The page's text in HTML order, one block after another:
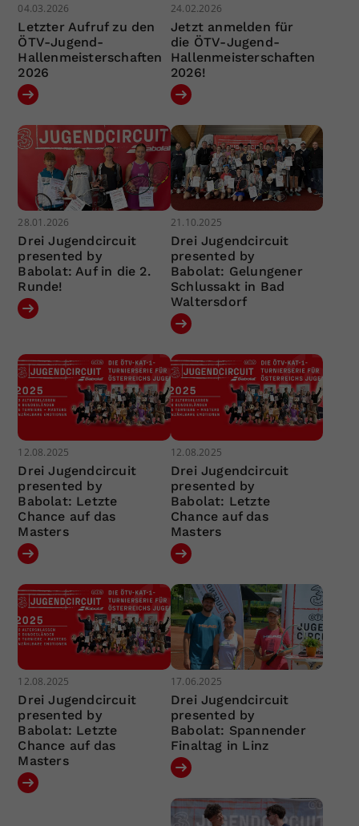
04.03.2026
Letzter Aufruf zu den
ÖTV-Jugend-
Hallenmeisterschaften
2026
24.02.2026
Jetzt anmelden für
die ÖTV-Jugend-
Hallenmeisterschaften
2026!
28.01.2026
Drei Jugendcircuit
presented by
Babolat: Auf in die 2.
Runde!
21.10.2025
Drei Jugendcircuit
presented by
Babolat: Gelungener
Schlussakt in Bad
Waltersdorf
12.08.2025
Drei Jugendcircuit
presented by
Babolat: Letzte
Chance auf das
Masters
12.08.2025
Drei Jugendcircuit
presented by
Babolat: Letzte
Chance auf das
Masters
12.08.2025
Drei Jugendcircuit
presented by
Babolat: Letzte
Chance auf das
Masters
17.06.2025
Drei Jugendcircuit
presented by
Babolat: Spannender
Finaltag in Linz